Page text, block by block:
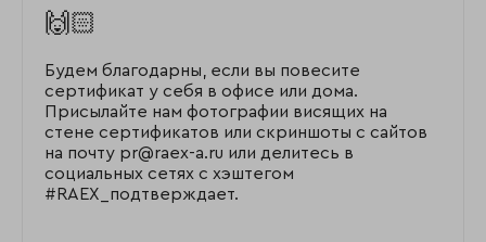
🙌🏻
Будем благодарны, если вы повесите
сертификат у себя в офисе или дома.
Присылайте нам фотографии висящих на
стене сертификатов или скриншоты с сайтов
на почту pr@raex-a.ru или делитесь в
социальных сетях с хэштегом
#RAEX_подтверждает.